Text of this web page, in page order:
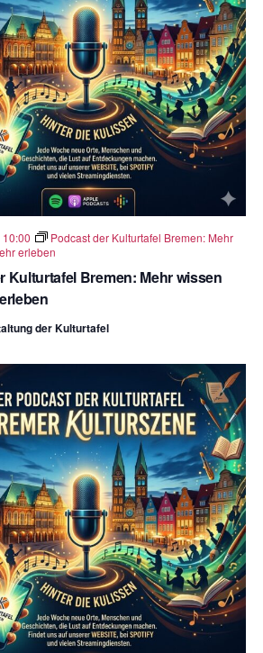
Kulturtafel Bremen: Mehr wissen
Podcast der Kulturtafel Bremen: Mehr
erleben
der Kulturtafel